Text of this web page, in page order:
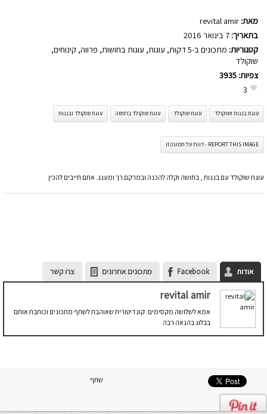
מאת: revital amir
בתאריך:
קטגוריות: מתכונים ב-5 דקות , עוגות, עוגות בחושות, פרווה, קינוחים,
שוקולד
צפיות: 3935
3
עוגת בננות ושוקולד עוגת שוקולד עוגת שוקולד בחושה עוגת שוקולד ובננות
REPORT THIS IMAGE - דווח על תמונה זו
עוגת שוקולד עם בננות , בחושה וקלה להכנה ובמרקם רך ומענג. אתם חייבים להכין
אודות Facebook מתכונים אחרונים צרו קשר
revital amir
אמא לשלושה מקסימים. קונדיטורית שאוהבת לשתף מתכונים וכותבת אותם
בבלוג בהנאה רבה
שתף